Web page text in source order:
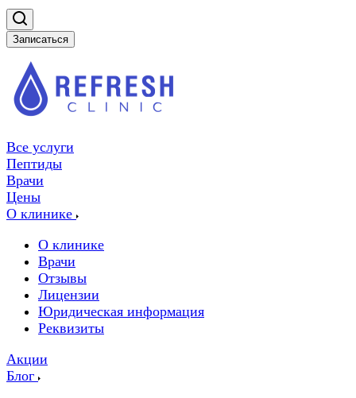
Записаться
Все услуги
Пептиды
Врачи
Цены
О клинике
О клинике
Врачи
Отзывы
Лицензии
Юридическая информация
Реквизиты
Акции
Блог